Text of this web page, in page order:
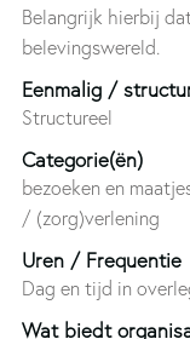
Belangrijk hierbij
belevingswereld.
Eenmalig /
Structureel
Categorie(ën)
bezoeken en
/ (zorg)verlening
Uren / Frequentie
Dag en tijd in
Wat biedt